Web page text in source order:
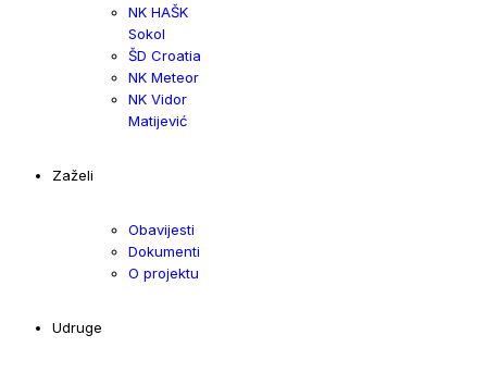
NK HAŠK
Sokol
ŠD Croatia
NK Meteor
NK Vidor
Matijević
Zaželi
Obavijesti
Dokumenti
O projektu
Udruge